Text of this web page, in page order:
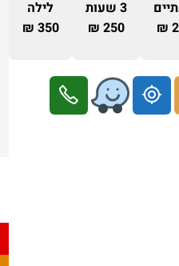
3 שעות
250 ₪
לילה
350 ₪